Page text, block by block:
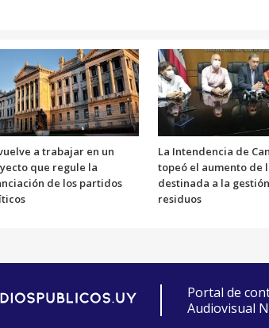
a trabajar en un
que regule la
de los partidos
La Intendencia de
topeó el aumento de
destinada a la
residuos
Portal de
Audiovisual